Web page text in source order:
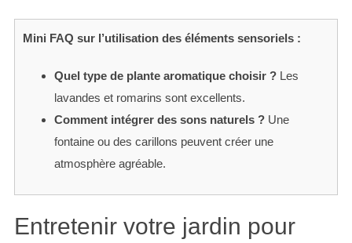
Mini FAQ sur l’utilisation des éléments sensoriels :
Quel type de plante aromatique choisir ?Les
lavandes et romarins sont excellents.
Comment intégrer des sons naturels ?Une
fontaine ou des carillons peuvent créer une
atmosphère agréable.
Entretenir votre jardin pour